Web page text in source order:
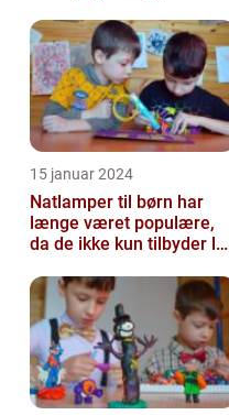
15 januar 2024
Natlamper til børn har
længe været populære,
da de ikke kun tilbyder lys
m...